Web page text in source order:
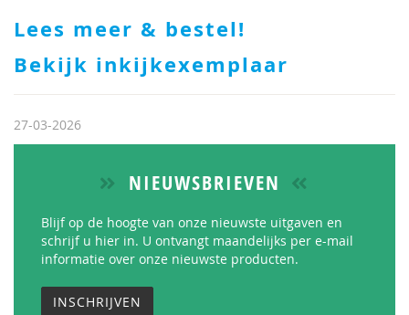
Lees meer & bestel!
Bekijk inkijkexemplaar
27-03-2026
NIEUWSBRIEVEN
Blijf op de hoogte van onze nieuwste uitgaven en
schrijf u hier in. U ontvangt maandelijks per e-mail
informatie over onze nieuwste producten.
INSCHRIJVEN